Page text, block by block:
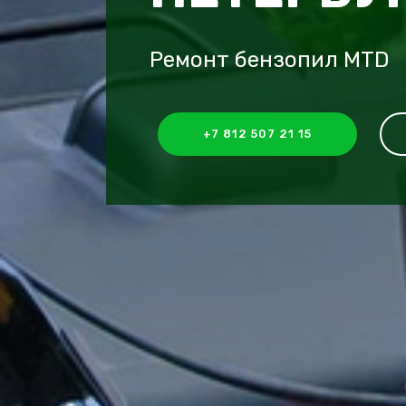
Ремонт бензопил MTD
+7 812 507 21 15